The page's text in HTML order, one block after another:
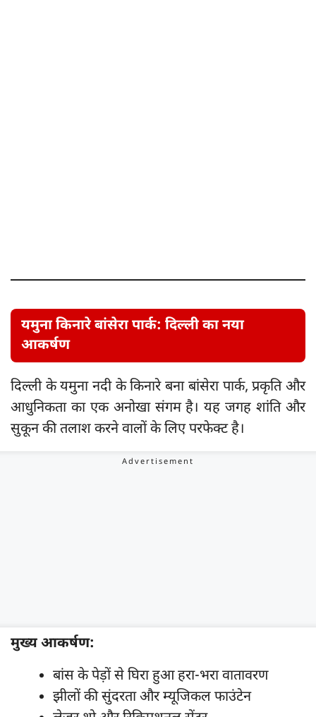
यमुना किनारे बांसेरा पार्क: दिल्ली का नया
आकर्षण
दिल्ली के यमुना नदी के किनारे बना बांसेरा पार्क, प्रकृति और
आधुनिकता का एक अनोखा संगम है। यह जगह शांति और
सुकून की तलाश करने वालों के लिए परफेक्ट है।
मुख्य आकर्षण:
बांस के पेड़ों से घिरा हुआ हरा-भरा वातावरण
झीलों की सुंदरता और म्यूजिकल फाउंटेन